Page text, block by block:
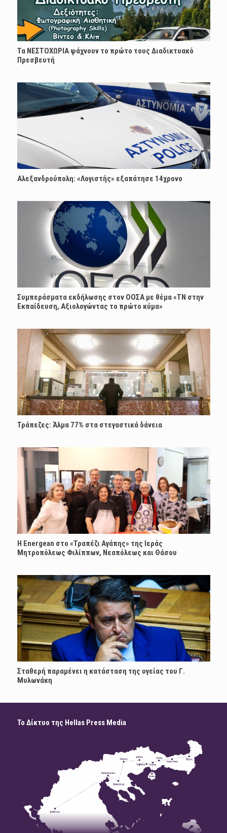
Τα ΝΕΣΤΟΧΩΡΙΑ ψάχνουν το πρώτο τους Διαδικτυακό
Πρεσβευτή
Αλεξανδρούπολη: «Λογιστής» εξαπάτησε 14χρονο
Συμπεράσματα εκδήλωσης στον ΟΟΣΑ με θέμα «ΤΝ στην
Εκπαίδευση, Αξιολογώντας το πρώτο κύμα»
Τράπεζες: Άλμα 77% στα στεγαστικά δάνεια
H Energean στο «Τραπέζι Αγάπης» της Ιεράς
Μητροπόλεως Φιλίππων, Νεαπόλεως και Θάσου
Σταθερή παραμένει η κατάσταση της υγείας του Γ.
Μυλωνάκη
Το Δίκτυο της Hellas Press Media